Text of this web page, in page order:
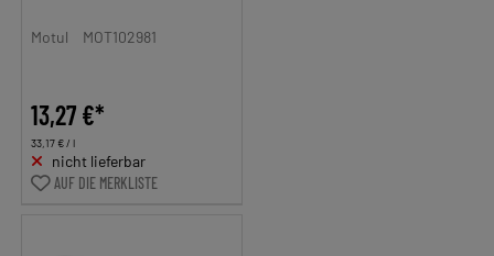
Motul MOT102981
13,27 €*
33,17 € / l
nicht lieferbar
AUF DIE MERKLISTE